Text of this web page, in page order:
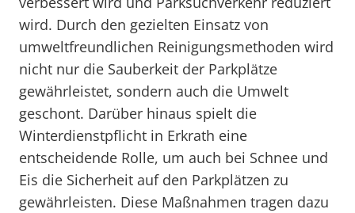
wird. Durch den gezielten Einsatz von
umweltfreundlichen Reinigungsmethoden wird
nicht nur die Sauberkeit der Parkplätze
gewährleistet, sondern auch die Umwelt
geschont. Darüber hinaus spielt die
Winterdienstpflicht in Erkrath eine
entscheidende Rolle, um auch bei Schnee und
Eis die Sicherheit auf den Parkplätzen zu
gewährleisten. Diese Maßnahmen tragen dazu